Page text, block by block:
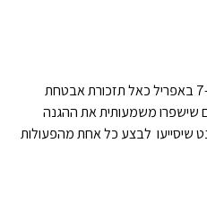
הדבר הנכון לעשות הוא להתייחס ל-7 באפריל כאל תזכורת אבטחת
שישפרו משמעותית את ההגנה
שיסייעו לבצע כל אחת מהפעולות